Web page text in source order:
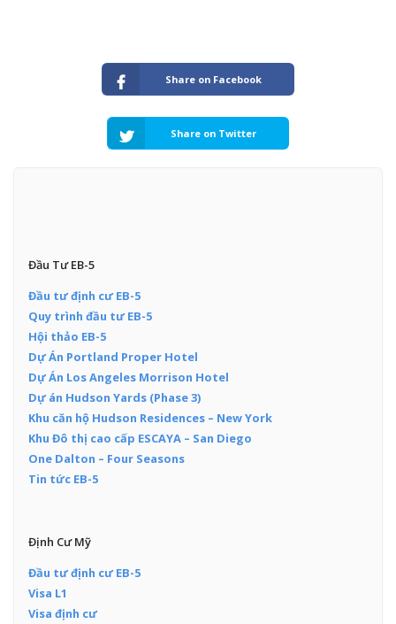
Share on Facebook
Share on Twitter
Đầu Tư EB-5
Đầu tư định cư EB-5
Quy trình đầu tư EB-5
Hội thảo EB-5
Dự Án Portland Proper Hotel
Dự Án Los Angeles Morrison Hotel
Dự án Hudson Yards (Phase 3)
Khu căn hộ Hudson Residences – New York
Khu Đô thị cao cấp ESCAYA – San Diego
One Dalton – Four Seasons
Tin tức EB-5
Định Cư Mỹ
Đầu tư định cư EB-5
Visa L1
Visa định cư